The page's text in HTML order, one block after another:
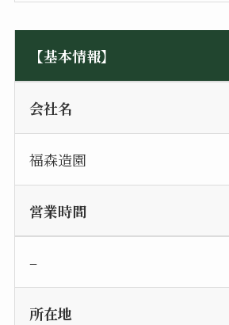
【基本情報】
会社名
福森造園
営業時間
–
所在地